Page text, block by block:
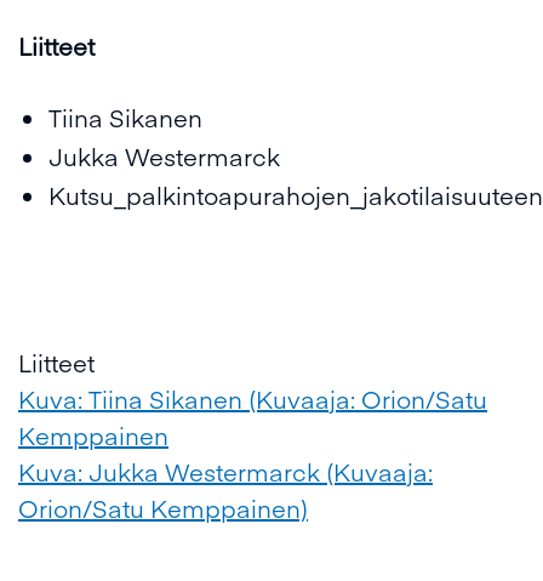
Liitteet
Tiina Sikanen
Jukka Westermarck
Liitteet
Kuva: Tiina Sikanen (Kuvaaja: Orion/Satu
Kemppainen
Kuva: Jukka Westermarck (Kuvaaja:
Orion/Satu Kemppainen)